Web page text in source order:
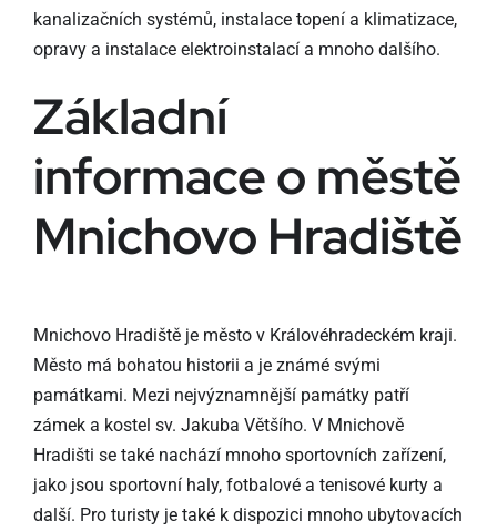
kanalizačních systémů, instalace topení a klimatizace,
opravy a instalace elektroinstalací a mnoho dalšího.
Základní
informace o městě
Mnichovo Hradiště
Mnichovo Hradiště je město v Královéhradeckém kraji.
Město má bohatou historii a je známé svými
památkami. Mezi nejvýznamnější památky patří
zámek a kostel sv. Jakuba Většího. V Mnichově
Hradišti se také nachází mnoho sportovních zařízení,
jako jsou sportovní haly, fotbalové a tenisové kurty a
další. Pro turisty je také k dispozici mnoho ubytovacích